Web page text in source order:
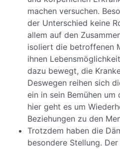
machen versuchen.
der Unterschied keine
allem auf den
isoliert die betroffenen
ihnen
dazu bewegt, die
Deswegen reihen sich
ein in sein Bemühen um
hier geht es um
Beziehungen zu den
Trotzdem haben die
besondere Stellung.